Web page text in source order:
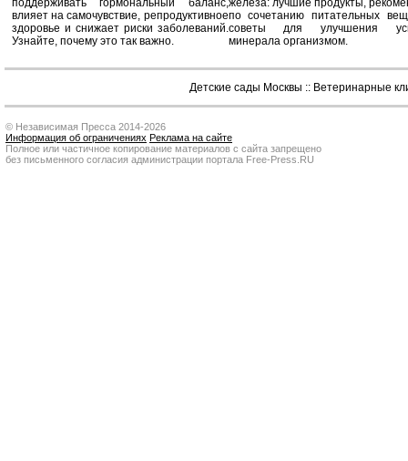
поддерживать гормональный баланс,
влияет на самочувствие, репродуктивное
здоровье и снижает риски заболеваний.
Узнайте, почему это так важно.
железа: лучшие продукты,
по сочетанию питательных
советы для улучшения
минерала организмом.
Детские сады Москвы :: Ветеринарные
© Независимая Пресса 2014-2026
Информация об ограничениях Реклама на сайте
Полное или частичное копирование материалов с сайта запрещено
без письменного согласия администрации портала Free-Press.RU